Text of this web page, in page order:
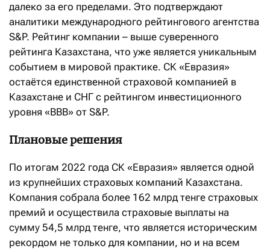
далеко за его пределами. Это подтверждают
аналитики международного рейтингового агентства
S&P. Рейтинг компании – выше суверенного
рейтинга Казахстана, что уже является уникальным
событием в мировой практике. СК «Евразия»
остаётся единственной страховой компанией в
Казахстане и СНГ с рейтингом инвестиционного
уровня «BBB» от S&P.
Плановые решения
По итогам 2022 года СК «Евразия» является одной
из крупнейших страховых компаний Казахстана.
Компания собрала более 162 млрд тенге страховых
премий и осуществила страховые выплаты на
сумму 54,5 млрд тенге, что является историческим
рекордом не только для компании, но и на всем